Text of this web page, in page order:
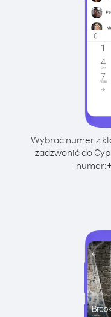
Wybrać numer z
zadzwonić do
numer:+